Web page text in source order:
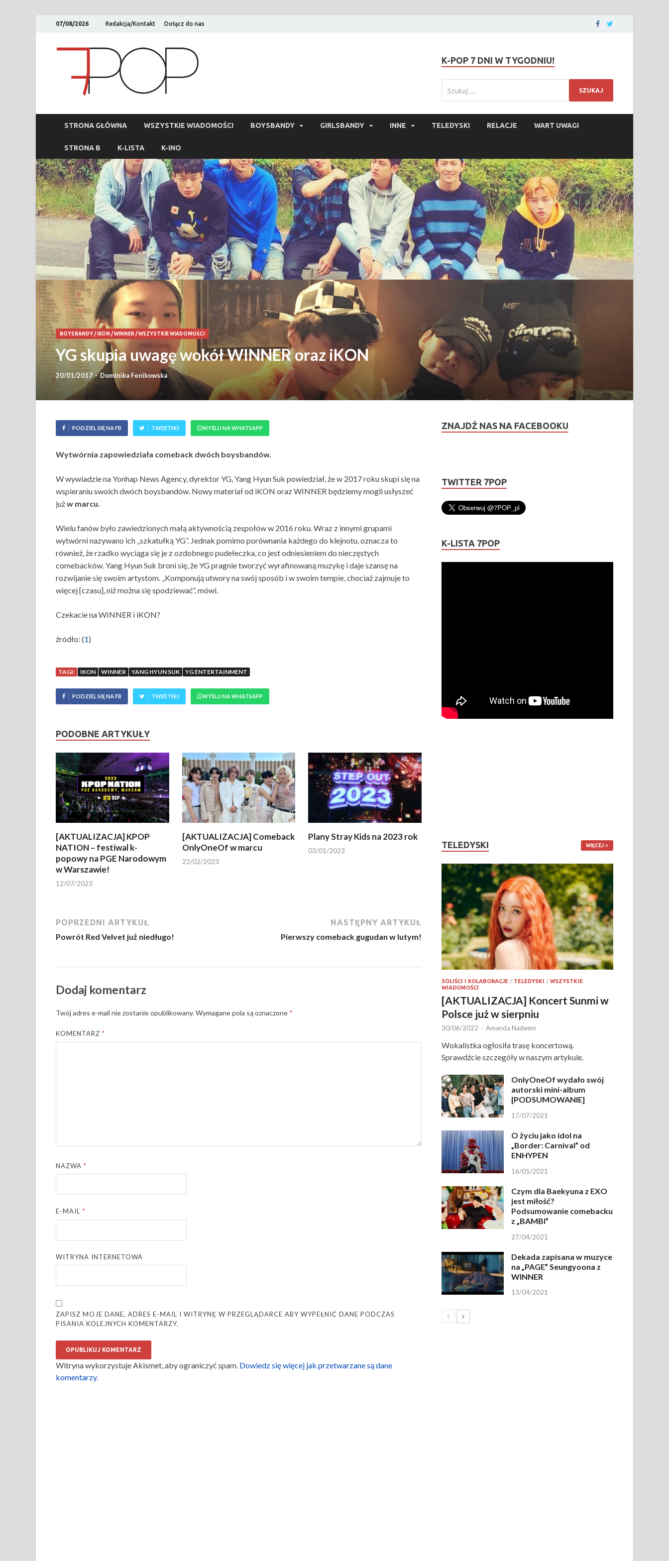
07/08/2026 Redakcja/Kontakt Dołącz do nas
K-POP 7 DNI W TYGODNIU!
STRONA GŁÓWNA WSZYSTKIE WIADOMOŚCI BOYSBANDY GIRLSBANDY INNE TELEDYSKI RELACJE WART UWAGI
STRONA B K-LISTA K-INO
BOYSBANDY/ IKON /WINNER/WSZYSTKIE WIADOMOŚCI
YG skupia uwagę wokół WINNER oraz iKON
20/01/2017-Dominika Fenikowska
PODZIEL SIĘ NA FB TWEETNIJ WYŚLIJ NA WHATSAPP
Wytwórnia zapowiedziała comeback dwóch boysbandów.
W wywiadzie na Yonhap News Agency, dyrektor YG, Yang Hyun Suk powiedział, że w 2017 roku skupi się na
wspieraniu swoich dwóch boysbandów. Nowy materiał od iKON oraz WINNER będziemy mogli usłyszeć
jużw marcu.
Wielu fanów było zawiedzionych małą aktywnością zespołów w 2016 roku. Wraz z innymi grupami
wytwórni nazywano ich „szkatułką YG”. Jednak pomimo porównania każdego do klejnotu, oznacza to
również, że rzadko wyciąga się je z ozdobnego pudełeczka, co jest odniesieniem do nieczęstych
comebacków. Yang Hyun Suk broni się, że YG pragnie tworzyć wyrafinowaną muzykę i daje szansę na
rozwijanie się swoim artystom. „Komponują utwory na swój sposób i w swoim tempie, chociaż zajmuje to
więcej [czasu], niż można się spodziewać”, mówi.
Czekacie na WINNER i iKON?
źródło: (1)
TAGI: IKON WINNER YANG HYUN SUK YG ENTERTAINMENT
PODZIEL SIĘ NA FB TWEETNIJ WYŚLIJ NA WHATSAPP
PODOBNE ARTYKUŁY
[AKTUALIZACJA] KPOP
NATION – festiwal k-
popowy na PGE Narodowym
w Warszawie!
12/07/2023
[AKTUALIZACJA] Comeback
OnlyOneOf w marcu
22/02/2023
Plany Stray Kids na 2023 rok
03/01/2023
POPRZEDNI ARTYKUŁ
Powrót Red Velvet już niedługo!
NASTĘPNY ARTYKUŁ
Pierwszy comeback gugudan w lutym!
Dodaj komentarz
Twój adres e-mail nie zostanie opublikowany.Wymagane pola są oznaczone *
KOMENTARZ*
NAZWA*
E-MAIL*
WITRYNA INTERNETOWA
ZAPISZ MOJE DANE, ADRES E-MAIL I WITRYNĘ W PRZEGLĄDARCE ABY WYPEŁNIĆ DANE PODCZAS
PISANIA KOLEJNYCH KOMENTARZY.
Witryna wykorzystuje Akismet, aby ograniczyć spam. Dowiedz się więcej jak przetwarzane są dane
komentarzy.
ZNAJDŹ NAS NA FACEBOOKU
TWITTER 7POP
K-LISTA 7POP
TELEDYSKI WIĘCEJ
SOLIŚCI I KOLABORACJE / TELEDYSKI /WSZYSTKIE
WIADOMOŚCI
[AKTUALIZACJA] Koncert Sunmi w
Polsce już w sierpniu
30/06/2022 - Amanda Nadeem
Wokalistka ogłosiła trasę koncertową.
Sprawdźcie szczegóły w naszym artykule.
OnlyOneOf wydało swój
autorski mini-album
[PODSUMOWANIE]
17/07/2021
O życiu jako idol na
„Border: Carnival” od
ENHYPEN
16/05/2021
Czym dla Baekyuna z EXO
jest miłość?
Podsumowanie comebacku
z „BAMBI”
27/04/2021
Dekada zapisana w muzyce
na „PAGE” Seungyoona z
WINNER
13/04/2021